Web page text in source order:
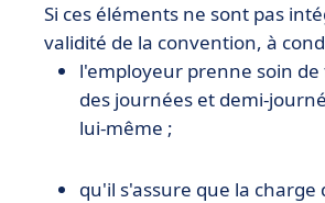
Si ces éléments ne sont pas
validité de la convention, à
l'employeur prenne soin
des journées et demi-
lui-même ;
qu'il s'assure que la